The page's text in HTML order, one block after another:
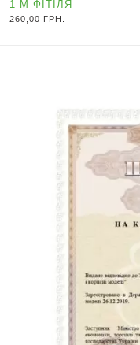
1 М ФІТІЛЯ
260,00 ГРН.